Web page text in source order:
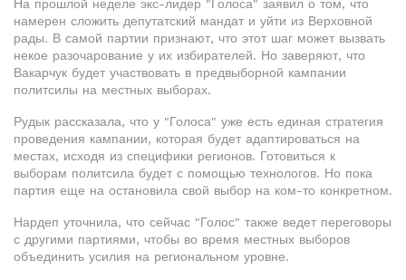
На прошлой неделе экс-лидер "Голоса" заявил о том, что
намерен сложить депутатский мандат и уйти из Верховной
рады. В самой партии признают, что этот шаг может вызвать
некое разочарование у их избирателей. Но заверяют, что
Вакарчук будет участвовать в предвыборной кампании
политсилы на местных выборах.
Рудык рассказала, что у "Голоса" уже есть единая стратегия
проведения кампании, которая будет адаптироваться на
местах, исходя из специфики регионов. Готовиться к
выборам политсила будет с помощью технологов. Но пока
партия еще на остановила свой выбор на ком-то конкретном.
Нардеп уточнила, что сейчас "Голос" также ведет переговоры
с другими партиями, чтобы во время местных выборов
объединить усилия на региональном уровне.